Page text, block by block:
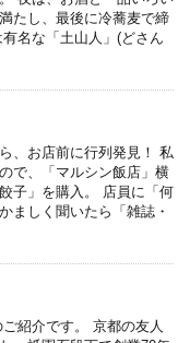
たし、最後に冷蕎麦で締
名な「土山人」(どさん
、お店前に行列発見！ 私
で、「マルシン飯店」横
子」を購入。 店員に「何
ましく聞いたら「雑誌・
紹介です。 京都の友人